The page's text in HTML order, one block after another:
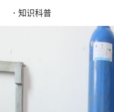
· 知识科普